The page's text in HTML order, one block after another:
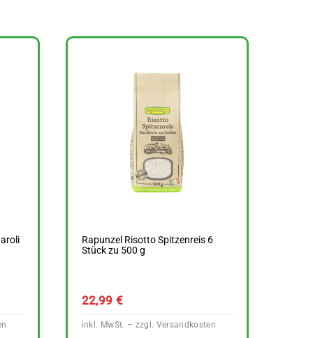
Rapunzel Risotto Spitzenreis 6
Stück zu 500 g
22,99 €